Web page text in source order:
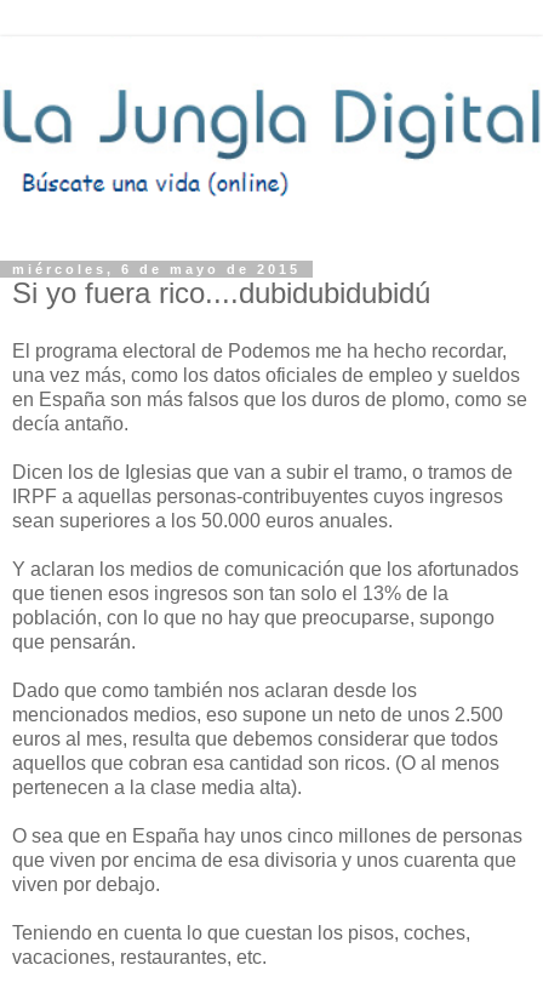
miércoles, 6 de mayo de 2015
Si yo fuera rico....dubidubidubidú
El programa electoral de Podemos me ha hecho recordar,
una vez más, como los datos oficiales de empleo y sueldos
en España son más falsos que los duros de plomo, como se
decía antaño.
Dicen los de Iglesias que van a subir el tramo, o tramos de
IRPF a aquellas personas-contribuyentes cuyos ingresos
sean superiores a los 50.000 euros anuales.
Y aclaran los medios de comunicación que los afortunados
que tienen esos ingresos son tan solo el 13% de la
población, con lo que no hay que preocuparse, supongo
que pensarán.
Dado que como también nos aclaran desde los
mencionados medios, eso supone un neto de unos 2.500
euros al mes, resulta que debemos considerar que todos
aquellos que cobran esa cantidad son ricos. (O al menos
pertenecen a la clase media alta).
O sea que en España hay unos cinco millones de personas
que viven por encima de esa divisoria y unos cuarenta que
viven por debajo.
Teniendo en cuenta lo que cuestan los pisos, coches,
vacaciones, restaurantes, etc.